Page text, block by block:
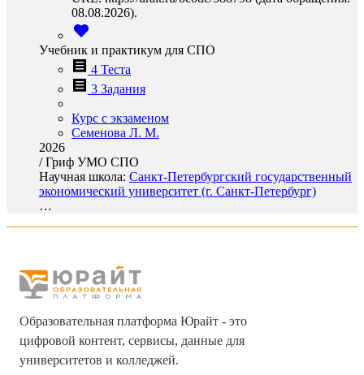
08.08.2026).
Учебник и практикум для СПО
4 Теста
3 Задания
Курс с экзаменом
Семенова Л. М.
2026
/Гриф УМО СПО
Научная школа: Санкт-Петербургский государственный
экономический университет (г. Санкт-Петербург)
…
Образовательная платформа Юрайт - это
цифровой контент, сервисы, данные для
университетов и колледжей.